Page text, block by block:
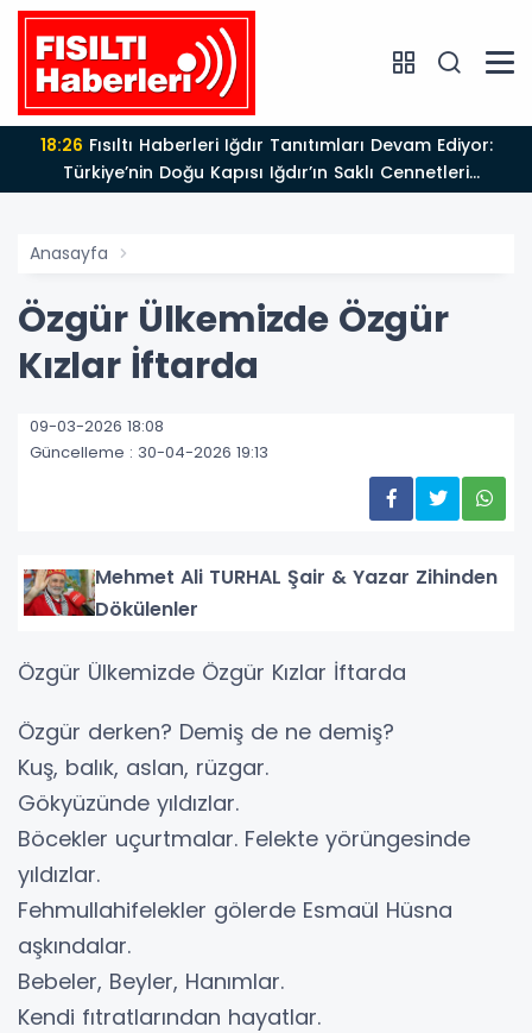
18:26
Türkiye’nin Doğu Kapısı Iğdır’ın Saklı Cennetleri
Keşfedilmeyi Bekliyor
Anasayfa
Özgür Ülkemizde Özgür
Kızlar İftarda
09-03-2026 18:08
Güncelleme : 30-04-2026 19:13
Mehmet Ali TURHAL Şair & Yazar Zihinden
Dökülenler
Özgür Ülkemizde Özgür Kızlar İftarda
Özgür derken? Demiş de ne demiş?
Kuş, balık, aslan, rüzgar.
Gökyüzünde yıldızlar.
Böcekler uçurtmalar. Felekte yörüngesinde
yıldızlar.
Fehmullahifelekler gölerde Esmaül Hüsna
aşkındalar.
Bebeler, Beyler, Hanımlar.
Kendi fıtratlarından hayatlar.